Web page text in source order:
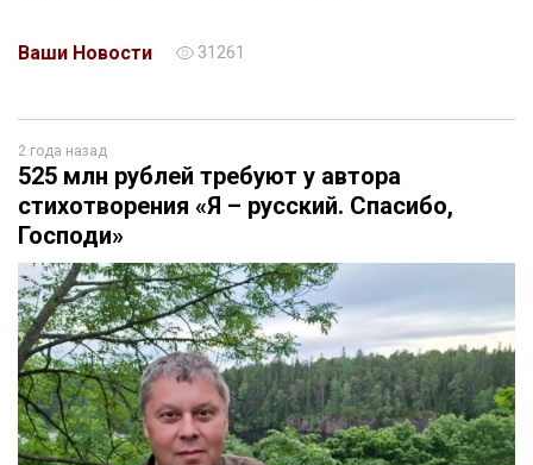
Ваши Новости 31261
2 года назад
525 млн рублей требуют у автора
стихотворения «Я – русский. Спасибо,
Господи»